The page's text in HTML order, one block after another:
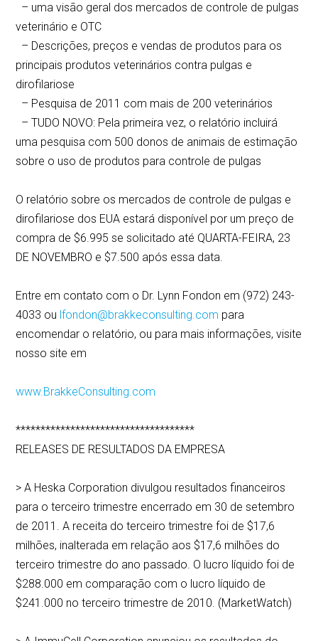
– uma visão geral dos mercados de controle de pulgas
veterinário e OTC
– Descrições, preços e vendas de produtos para os
principais produtos veterinários contra pulgas e
dirofilariose
– Pesquisa de 2011 com mais de 200 veterinários
– TUDO NOVO: Pela primeira vez, o relatório incluirá
uma pesquisa com 500 donos de animais de estimação
sobre o uso de produtos para controle de pulgas
O relatório sobre os mercados de controle de pulgas e
dirofilariose dos EUA estará disponível por um preço de
compra de $6.995 se solicitado até QUARTA-FEIRA, 23
DE NOVEMBRO e $7.500 após essa data.
Entre em contato com o Dr. Lynn Fondon em (972) 243-
4033 ou lfondon@brakkeconsulting.com para
encomendar o relatório, ou para mais informações, visite
nosso site em
www.BrakkeConsulting.com
************************************
RELEASES DE RESULTADOS DA EMPRESA
> A Heska Corporation divulgou resultados financeiros
para o terceiro trimestre encerrado em 30 de setembro
de 2011. A receita do terceiro trimestre foi de $17,6
milhões, inalterada em relação aos $17,6 milhões do
terceiro trimestre do ano passado. O lucro líquido foi de
$288.000 em comparação com o lucro líquido de
$241.000 no terceiro trimestre de 2010. (MarketWatch)